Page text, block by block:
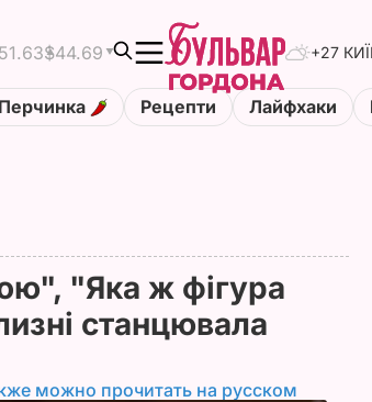
$44.69 +27
Перчинка Рецепти Лайфхаки
"Яка ж фігура
станцювала
можно прочитать на русском